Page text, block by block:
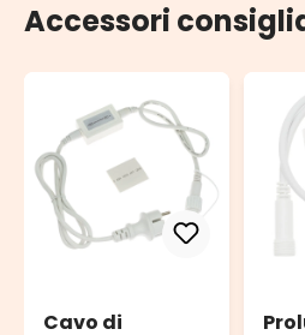
Accessori
Cavo di